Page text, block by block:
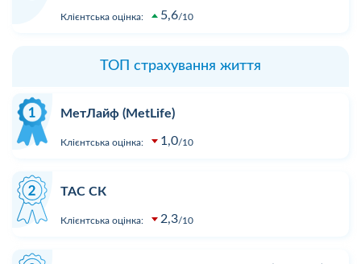
Клієнтська оцінка: 5,6 10
ТОП страхування життя
МетЛайф (MetLife)
Клієнтська оцінка: 1,0 10
ТАС СК
Клієнтська оцінка: 2,3 10